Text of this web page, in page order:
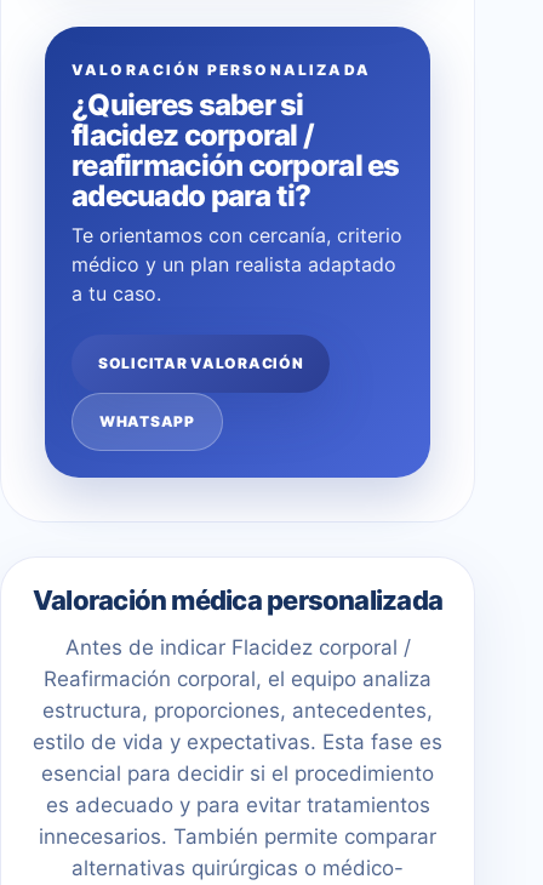
VALORACIÓN PERSONALIZADA
¿Quieres saber si
flacidez corporal /
reafirmación corporal es
adecuado para ti?
Te orientamos con cercanía, criterio
médico y un plan realista adaptado
a tu caso.
SOLICITAR VALORACIÓN
WHATSAPP
Valoración médica personalizada
Antes de indicar Flacidez corporal /
Reafirmación corporal, el equipo analiza
estructura, proporciones, antecedentes,
estilo de vida y expectativas. Esta fase es
esencial para decidir si el procedimiento
es adecuado y para evitar tratamientos
innecesarios. También permite comparar
alternativas quirúrgicas o médico-